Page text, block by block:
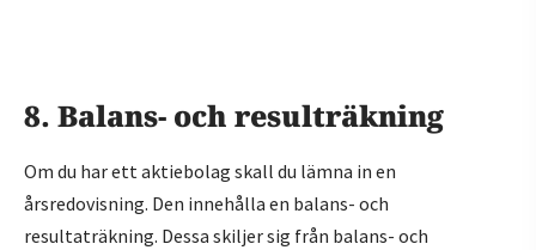
8. Balans- och resulträkning
Om du har ett aktiebolag skall du lämna in en
årsredovisning. Den innehålla en balans- och
resultaträkning. Dessa skiljer sig från balans- och